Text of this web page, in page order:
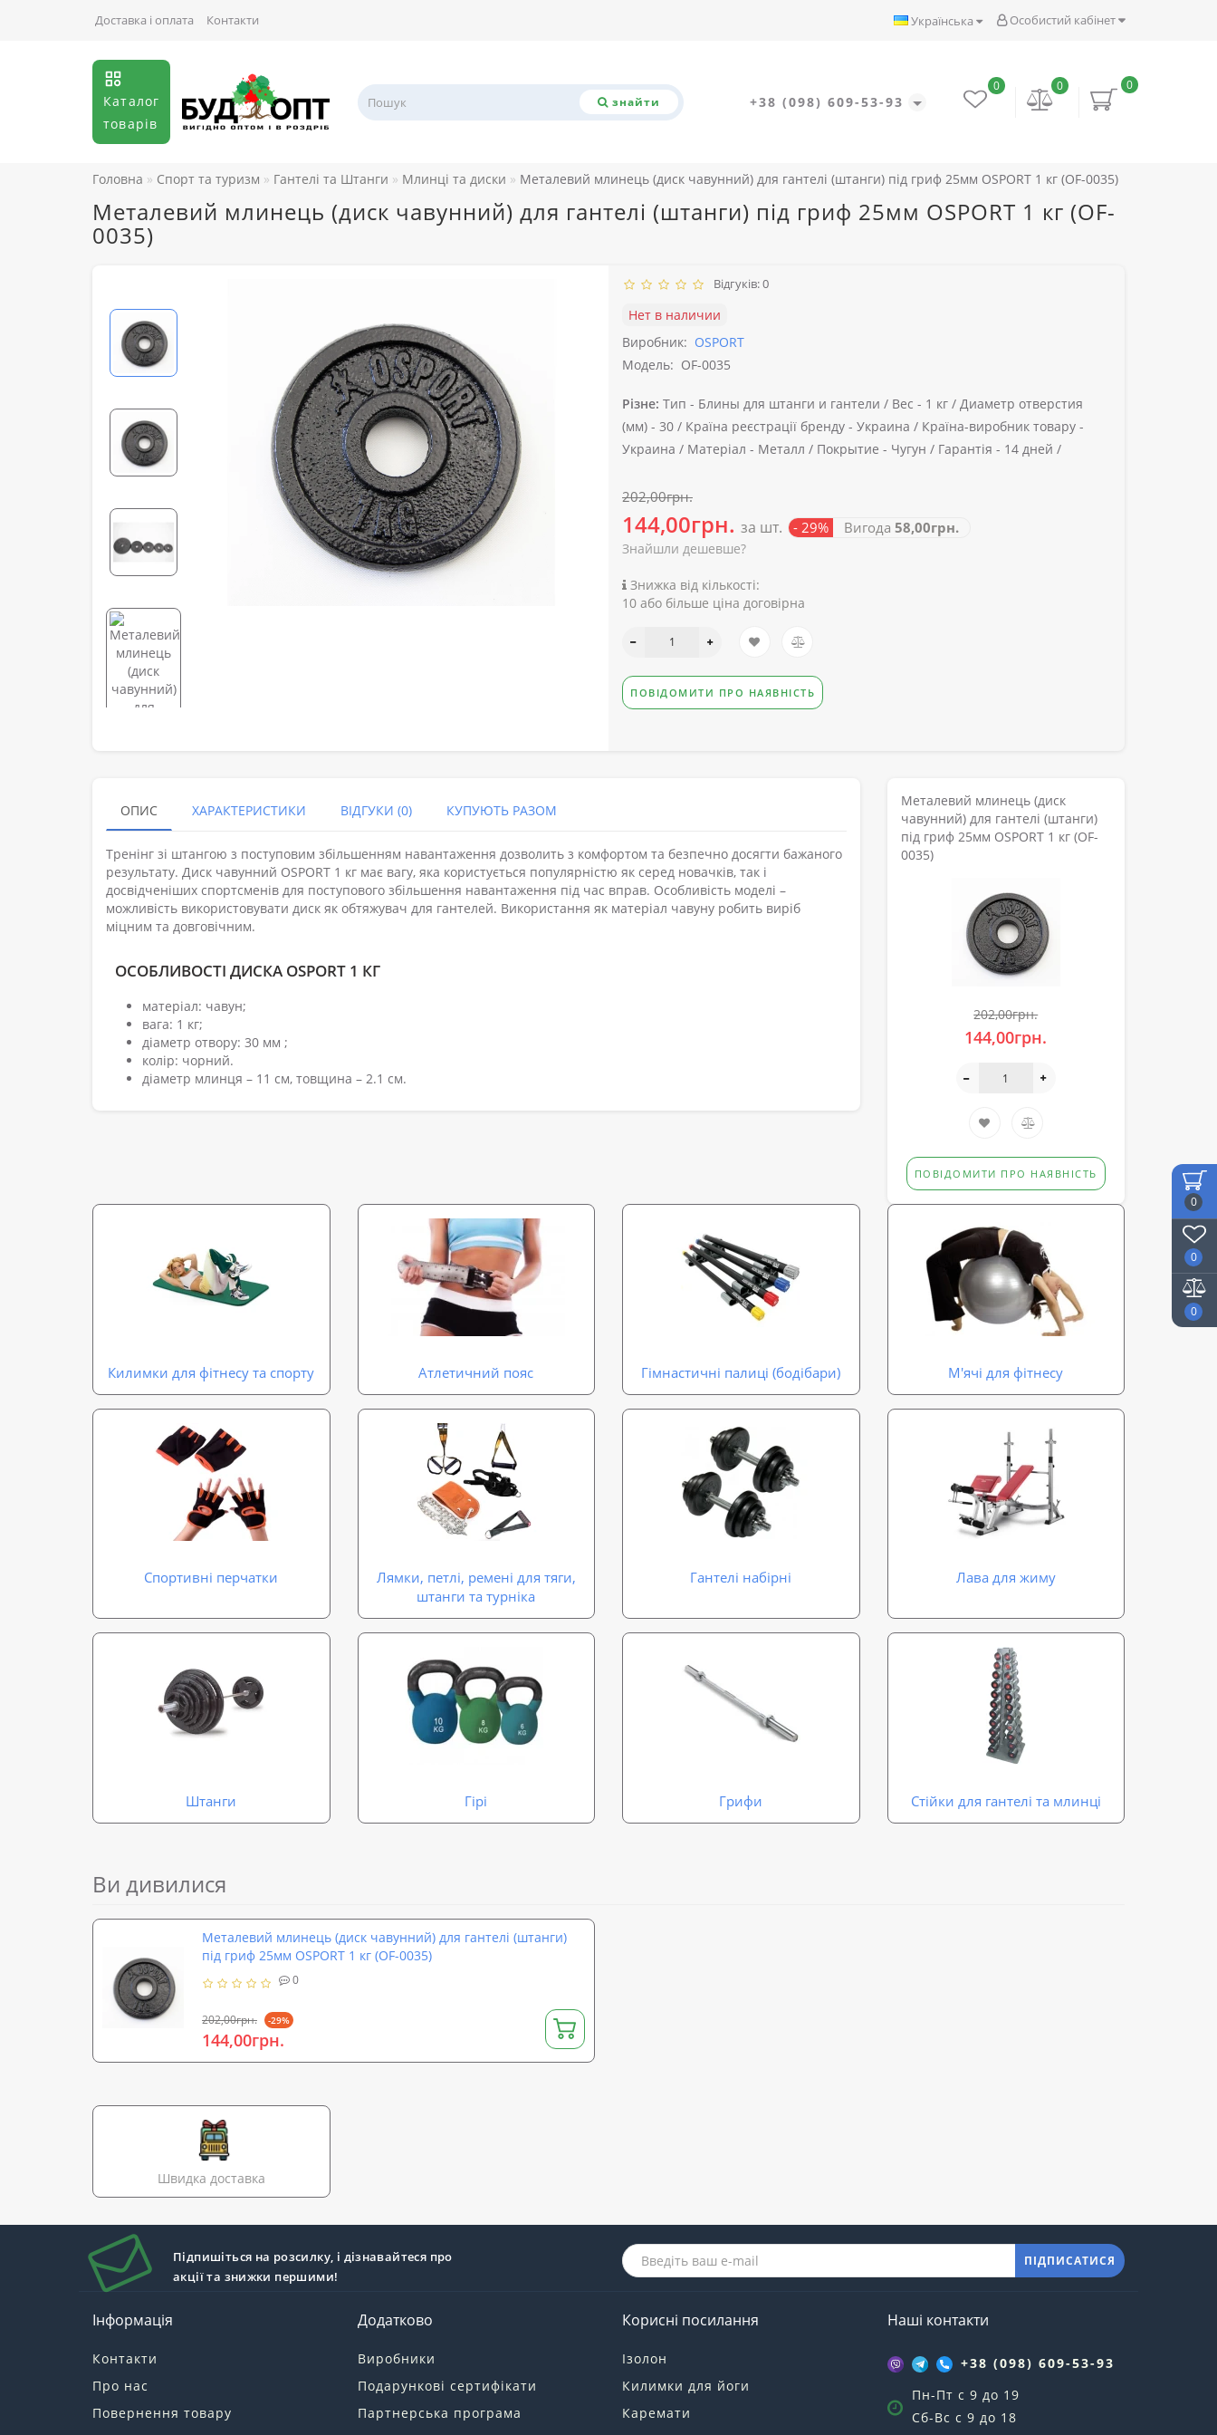
0
0
0
Особистий кабінет
Українська
Доставка і оплата Контакти
Каталог
товарів
знайти +38 (098) 609-53-93
0
0
0
Головна Спорт та туризм Гантелі та Штанги Млинці та диски Металевий млинець (диск чавунний) для гантелі (штанги) під гриф 25мм OSPORT 1 кг (OF-0035)
Металевий млинець (диск чавунний) для гантелі (штанги) під гриф 25мм OSPORT 1 кг (OF-
0035)
Відгуків: 0
Нет в наличии
Виробник: OSPORT
Модель: OF-0035
Різне: Тип - Блины для штанги и гантели / Вес - 1 кг / Диаметр отверстия
(мм) - 30 / Країна реєстрації бренду - Украина / Країна-виробник товару -
Украина / Матеріал - Металл / Покрытие - Чугун / Гарантія - 14 дней /
202,00грн.
144,00грн. за шт. - 29% Вигода 58,00грн.
Знайшли дешевше?
Знижка від кількості:
10 або більше ціна договірна
ПОВІДОМИТИ ПРО НАЯВНІСТЬ
ОПИС ХАРАКТЕРИСТИКИ ВІДГУКИ (0) КУПУЮТЬ РАЗОМ
Тренінг зі штангою з поступовим збільшенням навантаження дозволить з комфортом та безпечно досягти бажаного
результату. Диск чавунний OSPORT 1 кг має вагу, яка користується популярністю як серед новачків, так і
досвідченіших спортсменів для поступового збільшення навантаження під час вправ. Особливість моделі –
можливість використовувати диск як обтяжувач для гантелей. Використання як матеріал чавуну робить виріб
міцним та довговічним.
ОСОБЛИВОСТІ ДИСКА OSPORT 1 КГ
матеріал: чавун;
вага: 1 кг;
діаметр отвору: 30 мм ;
колір: чорний.
діаметр млинця – 11 см, товщина – 2.1 см.
Металевий млинець (диск
чавунний) для гантелі (штанги)
під гриф 25мм OSPORT 1 кг (OF-
0035)
202,00грн.
144,00грн.
ПОВІДОМИТИ ПРО НАЯВНІСТЬ
Килимки для фітнесу та спорту Атлетичний пояс Гімнастичні палиці (бодібари) М'ячі для фітнесу
Спортивні перчатки
Лямки, петлі, ремені для тяги,
штанги та турніка
Гантелі набірні Лава для жиму
Штанги Гірі Грифи Стійки для гантелі та млинці
Ви дивилися
Металевий млинець (диск чавунний) для гантелі (штанги)
під гриф 25мм OSPORT 1 кг (OF-0035)
0
202,00грн. -29%
144,00грн.
Швидка доставка
Підпишіться на розсилку, і дізнавайтеся про
акції та знижки першими!
ПІДПИСАТИСЯ
Інформація
Контакти
Про нас
Повернення товару
Додатково
Виробники
Подарункові сертифікати
Партнерська програма
Корисні посилання
Ізолон
Килимки для йоги
Каремати
Наші контакти
+38 (098) 609-53-93
Пн-Пт с 9 до 19
Сб-Вс с 9 до 18